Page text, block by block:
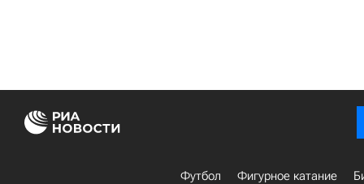
Футбол Фигурное катание